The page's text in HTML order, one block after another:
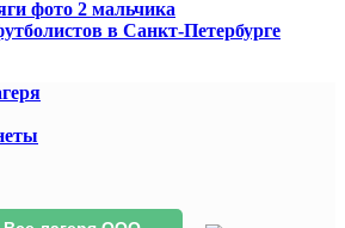
в Санкт-Петербурге